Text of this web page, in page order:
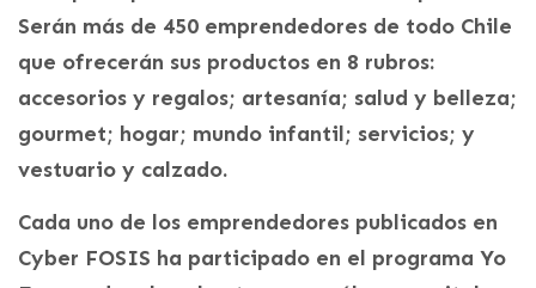
Serán más de 450 emprendedores de todo Chile
que ofrecerán sus productos en 8 rubros:
accesorios y regalos; artesanía; salud y belleza;
gourmet; hogar; mundo infantil; servicios; y
vestuario y calzado.
Cada uno de los emprendedores publicados en
Cyber FOSIS ha participado en el programa Yo